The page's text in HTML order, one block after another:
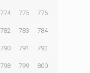
774 775 776
782 783 784
790 791 792
798 799 800